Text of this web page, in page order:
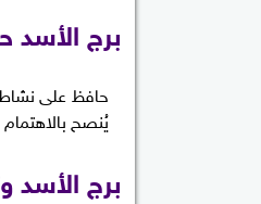
برج
حافظ على
يُنصح
برج الأسد